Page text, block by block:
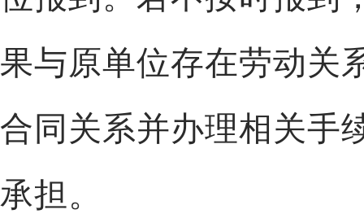
果与原单位存在劳动关
合同关系并办理相关手
承担。